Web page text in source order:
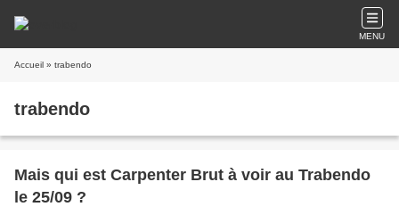
MENU
Accueil » trabendo
trabendo
Mais qui est Carpenter Brut à voir au Trabendo
le 25/09 ?